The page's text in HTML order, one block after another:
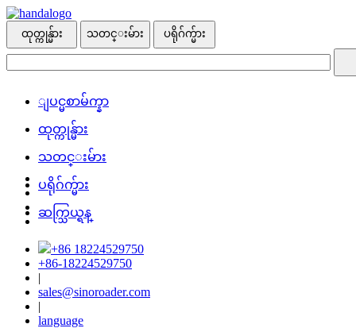
ထုတ္ကုန္မ်ား သတင္းမ်ား ပ​ရို​ဂ်က္မ်ား
ျပင္မစာမ်က္နာ
ထုတ္ကုန္မ်ား
သတင္းမ်ား
ပ​ရို​ဂ်က္မ်ား
ဆက္သြယ္ရန္
+86 18224529750
+86-18224529750
|
sales@sinoroader.com
|
language